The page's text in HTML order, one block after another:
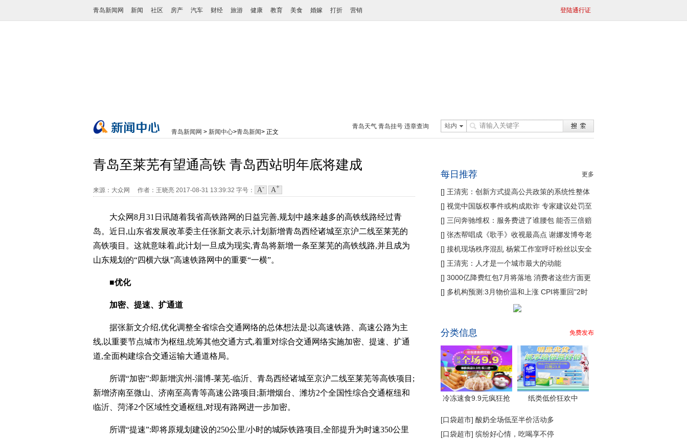
登陆通行证
青岛新闻网 新闻 社区 房产 汽车 财经 旅游 健康 教育 美食 婚嫁 打折 营销
站内
青岛天气 青岛挂号 违章查询
青岛新闻网 > 新闻中心>青岛新闻> 正文
青岛至莱芜有望通高铁 青岛西站明年底将建成
来源：大众网 作者：王晓亮 2017-08-31 13:39:32 字号： A- A+
大众网8月31日讯随着我省高铁路网的日益完善,规划中越来越多的高铁线路经过青
岛。近日,山东省发展改革委主任张新文表示,计划新增青岛西经诸城至京沪二线至莱芜的
高铁项目。这就意味着,此计划一旦成为现实,青岛将新增一条至莱芜的高铁线路,并且成为
山东规划的“四横六纵”高速铁路网中的重要“一横”。
■优化
加密、提速、扩通道
据张新文介绍,优化调整全省综合交通网络的总体想法是:以高速铁路、高速公路为主
线,以重要节点城市为枢纽,统筹其他交通方式,着重对综合交通网络实施加密、提速、扩通
道,全面构建综合交通运输大通道格局。
所谓“加密”:即新增滨州-淄博-莱芜-临沂、青岛西经诸城至京沪二线至莱芜等高铁项目;
新增济南至微山、济南至高青等高速公路项目;新增烟台、潍坊2个全国性综合交通枢纽和
临沂、菏泽2个区域性交通枢纽,对现有路网进一步加密。
所谓“提速”:即将原规划建设的250公里/小时的城际铁路项目,全部提升为时速350公里
每日推荐 更多
[] 王清宪：创新方式提高公共政策的系统性整体
性协同性
[] 视觉中国版权事件或构成欺诈 专家建议处罚至
痛
[] 三问奔驰维权：服务费进了谁腰包 能否三倍赔
偿
[] 张杰帮唱成《歌手》收视最高点 谢娜发博夸老
公
[] 接机现场秩序混乱 杨紫工作室呼吁粉丝以安全
为主
[] 王清宪：人才是一个城市最大的动能
[] 3000亿降费红包7月将落地 消费者这些方面更
省钱
[] 多机构预测:3月物价温和上涨 CPI将重回"2时
分类信息 免费发布
冷冻速食9.9元疯狂抢 纸类低价狂欢中
[口袋超市] 酸奶全场低至半价活动多
[口袋超市] 缤纷好心情，吃喝享不停